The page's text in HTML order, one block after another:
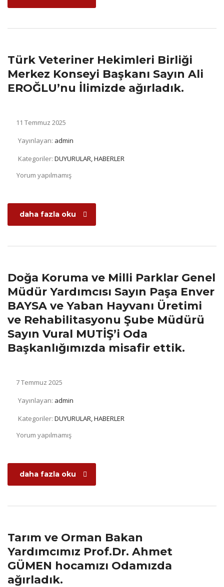
Türk Veteriner Hekimleri Birliği
Merkez Konseyi Başkanı Sayın Ali
EROĞLU’nu İlimizde ağırladık.
11 Temmuz 2025
Yayınlayan: admin
Kategoriler: DUYURULAR, HABERLER
Yorum yapılmamış
daha fazla oku
Doğa Koruma ve Milli Parklar Genel
Müdür Yardımcısı Sayın Paşa Enver
BAYSA ve Yaban Hayvanı Üretimi
ve Rehabilitasyonu Şube Müdürü
Sayın Vural MUTİŞ’i Oda
Başkanlığımızda misafir ettik.
7 Temmuz 2025
Yayınlayan: admin
Kategoriler: DUYURULAR, HABERLER
Yorum yapılmamış
daha fazla oku
Tarım ve Orman Bakan
Yardımcımız Prof.Dr. Ahmet
GÜMEN hocamızı Odamızda
ağırladık.